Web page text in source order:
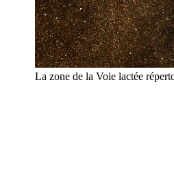
La zone de la Voie lactée